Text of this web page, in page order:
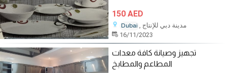
150 AED
Dubai
, مدينة دبي للإنتاج
16/11/2023
تجهيز وصيانة كافة معدات
المطاعم والمطابخ